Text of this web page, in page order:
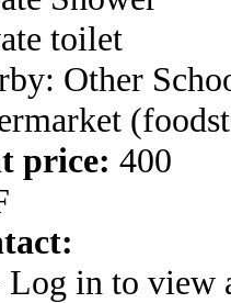
toilet
Other
price: 400
Log in to view